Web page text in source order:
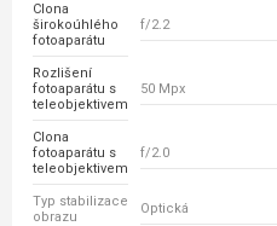
Clona
širokoúhlého
fotoaparátu
f/2.2
Rozlišení
fotoaparátu s
teleobjektivem
50 Mpx
Clona
fotoaparátu s
teleobjektivem
f/2.0
Typ stabilizace
obrazu
Optická